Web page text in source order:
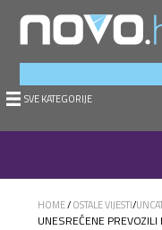
SVE KATEGORIJE
HOME/OSTALE VIJESTI/
UNESREĆENE